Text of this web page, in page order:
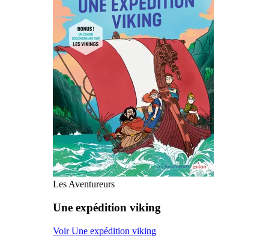
Les Aventureurs
Une expédition viking
Voir Une expédition viking